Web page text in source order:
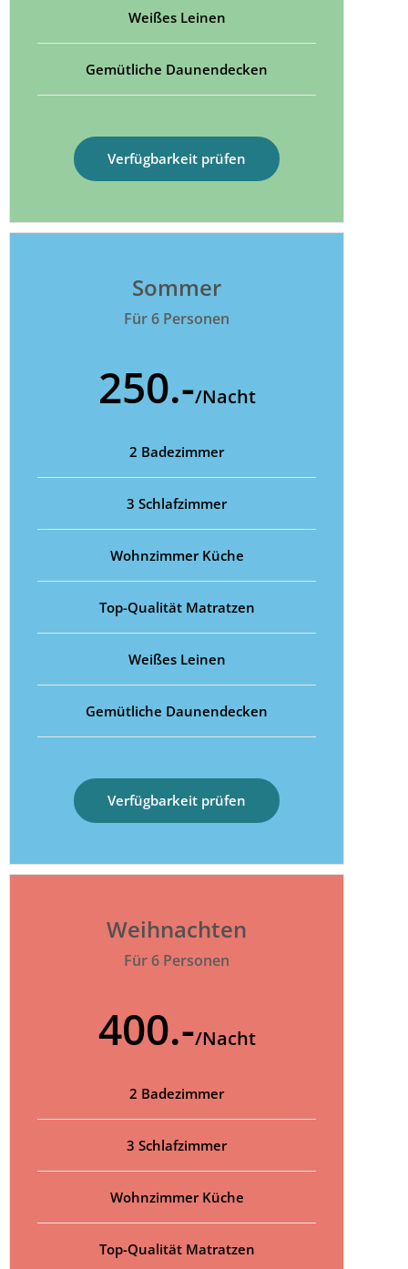
Weißes Leinen
Gemütliche Daunendecken
Verfügbarkeit prüfen
Sommer
Für 6 Personen
250.-/Nacht
2 Badezimmer
3 Schlafzimmer
Wohnzimmer Küche
Top-Qualität Matratzen
Weißes Leinen
Gemütliche Daunendecken
Verfügbarkeit prüfen
Weihnachten
Für 6 Personen
400.-/Nacht
2 Badezimmer
3 Schlafzimmer
Wohnzimmer Küche
Top-Qualität Matratzen